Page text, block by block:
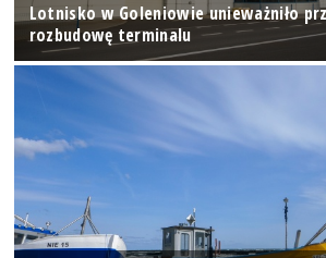
Lotnisko w Goleniowie unieważniło
rozbudowę terminalu